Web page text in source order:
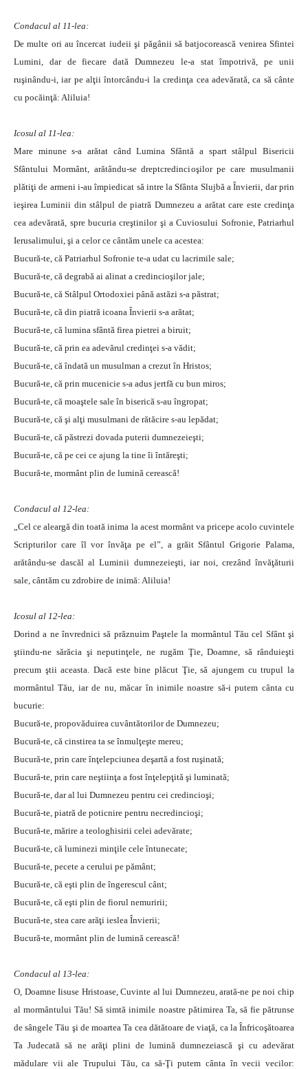
Condacul al 11-lea:
De multe ori au încercat iudeii şi păgânii să batjocorească venirea Sfintei
Lumini, dar de fiecare dată Dumnezeu le-a stat împotrivă, pe unii
ruşinându-i, iar pe alţii întorcându-i la credinţa cea adevărată, ca să cânte
cu pocăinţă: Aliluia!
Icosul al 11-lea:
Mare minune s-a arătat când Lumina Sfântă a spart stâlpul Bisericii
Sfântului Mormânt, arătându-se dreptcredincioşilor pe care musulmanii
plătiţi de armeni i-au împiedicat să intre la Sfânta Slujbă a Învierii, dar prin
ieşirea Luminii din stâlpul de piatră Dumnezeu a arătat care este credinţa
cea adevărată, spre bucuria creştinilor şi a Cuviosului Sofronie, Patriarhul
Ierusalimului, şi a celor ce cântăm unele ca acestea:
Bucură-te, că Patriarhul Sofronie te-a udat cu lacrimile sale;
Bucură-te, că degrabă ai alinat a credincioşilor jale;
Bucură-te, că Stâlpul Ortodoxiei până astăzi s-a păstrat;
Bucură-te, că din piatră icoana Învierii s-a arătat;
Bucură-te, că lumina sfântă firea pietrei a biruit;
Bucură-te, că prin ea adevărul credinţei s-a vădit;
Bucură-te, că îndată un musulman a crezut în Hristos;
Bucură-te, că prin mucenicie s-a adus jertfă cu bun miros;
Bucură-te, că moaştele sale în biserică s-au îngropat;
Bucură-te, că şi alţi musulmani de rătăcire s-au lepădat;
Bucură-te, că păstrezi dovada puterii dumnezeieşti;
Bucură-te, că pe cei ce ajung la tine îi întăreşti;
Bucură-te, mormânt plin de lumină cerească!
Condacul al 12-lea:
„Cel ce aleargă din toată inima la acest mormânt va pricepe acolo cuvintele
Scripturilor care îl vor învăţa pe el”, a grăit Sfântul Grigorie Palama,
arătându-se dascăl al Luminii dumnezeieşti, iar noi, crezând învăţăturii
sale, cântăm cu zdrobire de inimă: Aliluia!
Icosul al 12-lea:
Dorind a ne învrednici să prăznuim Paştele la mormântul Tău cel Sfânt şi
ştiindu-ne sărăcia şi neputinţele, ne rugăm Ţie, Doamne, să rânduieşti
precum ştii aceasta. Dacă este bine plăcut Ţie, să ajungem cu trupul la
mormântul Tău, iar de nu, măcar în inimile noastre să-i putem cânta cu
bucurie:
Bucură-te, propovăduirea cuvântătorilor de Dumnezeu;
Bucură-te, că cinstirea ta se înmulţeşte mereu;
Bucură-te, prin care înţelepciunea deşartă a fost ruşinată;
Bucură-te, prin care neştiinţa a fost înţelepţită şi luminată;
Bucură-te, dar al lui Dumnezeu pentru cei credincioşi;
Bucură-te, piatră de poticnire pentru necredincioşi;
Bucură-te, mărire a teologhisirii celei adevărate;
Bucură-te, că luminezi minţile cele întunecate;
Bucură-te, pecete a cerului pe pământ;
Bucură-te, că eşti plin de îngerescul cânt;
Bucură-te, că eşti plin de fiorul nemuririi;
Bucură-te, stea care arăţi ieslea Învierii;
Bucură-te, mormânt plin de lumină cerească!
Condacul al 13-lea:
O, Doamne Iisuse Hristoase, Cuvinte al lui Dumnezeu, arată-ne pe noi chip
al mormântului Tău! Să simtă inimile noastre pătimirea Ta, să fie pătrunse
de sângele Tău şi de moartea Ta cea dătătoare de viaţă, ca la Înfricoşătoarea
Ta Judecată să ne arăţi plini de lumină dumnezeiască şi cu adevărat
mădulare vii ale Trupului Tău, ca să-Ţi putem cânta în vecii vecilor: